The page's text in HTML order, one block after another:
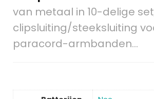
van metaal in 10-delige
clipsluiting/steeksluiting
paracord-armbanden…